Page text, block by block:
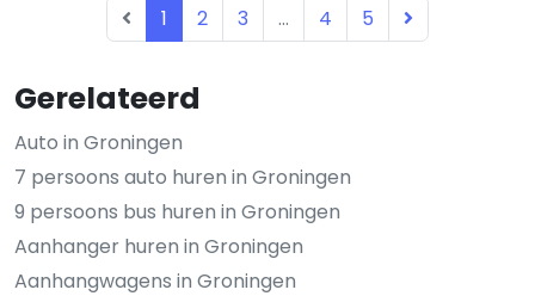
Gerelateerd
Auto in Groningen
7 persoons auto huren in Groningen
9 persoons bus huren in Groningen
Aanhanger huren in Groningen
Aanhangwagens in Groningen
1 2 3 ... 4 5